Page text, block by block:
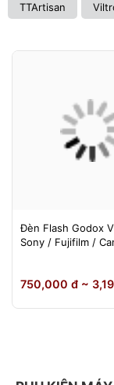
TTArtisan
Đèn Flash Godox
Sony / Fujifilm /
750,000 đ ~